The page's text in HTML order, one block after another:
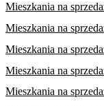
Mieszkania na
Mieszkania na
Mieszkania na
Mieszkania na
Mieszkania na